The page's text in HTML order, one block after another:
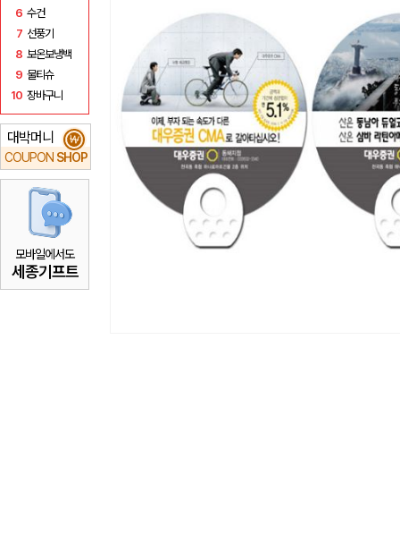
6 수건
7 선풍기
8 보온보냉백
9 물티슈
10 장바구니
대박머니
COUPON SHOP
₩
모바일에서도
세종기프트